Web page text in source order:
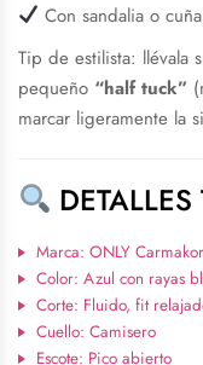
Con sandalia o
Tip de estilista: llévala
pequeño “half tuck”
marcar ligeramente la
Marca: ONLY
Color: Azul con rayas
Corte: Fluido, fit
Cuello: Camisero
Escote: Pico abierto